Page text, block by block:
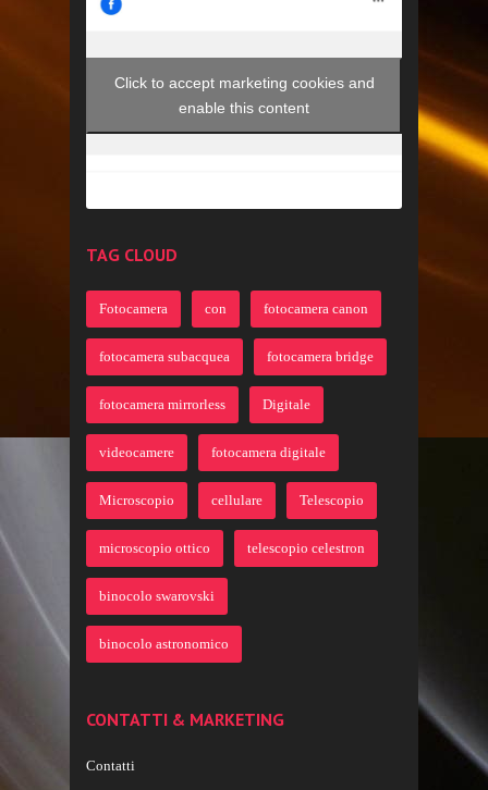
Click to accept marketing cookies and
enable this content
TAG CLOUD
Fotocamera con fotocamera canon
fotocamera subacquea fotocamera bridge
fotocamera mirrorless Digitale
videocamere fotocamera digitale
Microscopio cellulare Telescopio
microscopio ottico telescopio celestron
binocolo swarovski
binocolo astronomico
CONTATTI & MARKETING
Contatti